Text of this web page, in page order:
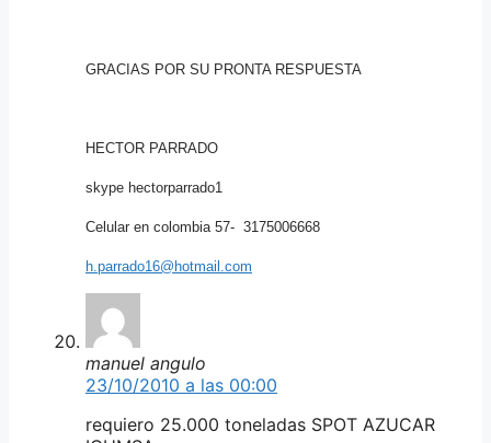
GRACIAS POR SU PRONTA RESPUESTA
HECTOR PARRADO
skype hectorparrado1
Celular en colombia 57- 3175006668
h.parrado16@hotmail.com
manuel angulo
23/10/2010 a las 00:00
requiero 25.000 toneladas SPOT AZUCAR